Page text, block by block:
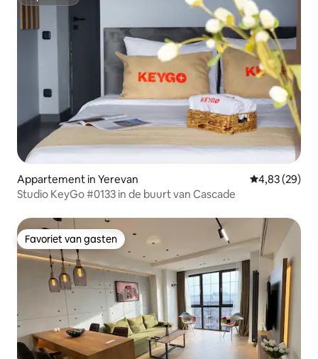
Appartement in Yerevan Gemiddelde
4,83 (29)
Studio KeyGo #0133 in de buurt van Cascade
Favoriet van gasten
Favoriet van gasten